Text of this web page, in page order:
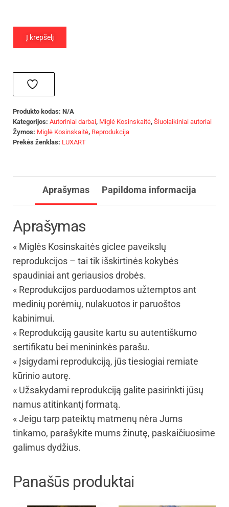
Į krepšelį
Produkto kodas: N/A
Kategorijos: Autoriniai darbai, Miglė Kosinskaitė, Šiuolaikiniai autoriai
Žymos: Miglė Kosinskaitė, Reprodukcija
Prekės ženklas: LUXART
Aprašymas Papildoma informacija
Aprašymas
« Miglės Kosinskaitės giclee paveikslų
reprodukcijos – tai tik išskirtinės kokybės
spaudiniai ant geriausios drobės.
« Reprodukcijos parduodamos užtemptos ant
medinių porėmių, nulakuotos ir paruoštos
kabinimui.
« Reprodukciją gausite kartu su autentiškumo
sertifikatu bei menininkės parašu.
« Įsigydami reprodukciją, jūs tiesiogiai remiate
kūrinio autorę.
« Užsakydami reprodukciją galite pasirinkti jūsų
namus atitinkantį formatą.
« Jeigu tarp pateiktų matmenų nėra Jums
tinkamo, parašykite mums žinutę, paskaičiuosime
galimus dydžius.
Panašūs produktai